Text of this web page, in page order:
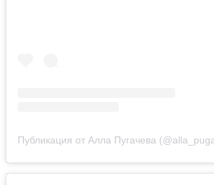
Публикация от Алла Пугачева